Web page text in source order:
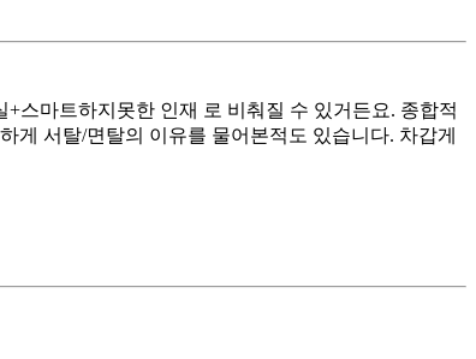
스마트하지못한 인재 로 비춰질 수 있거든요. 종합적
게 서탈/면탈의 이유를 물어본적도 있습니다. 차갑게